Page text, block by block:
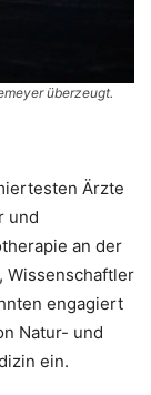
überzeugt.
Ärzte
und
an der
Wissenschaftler
engagiert
Natur- und
ein.